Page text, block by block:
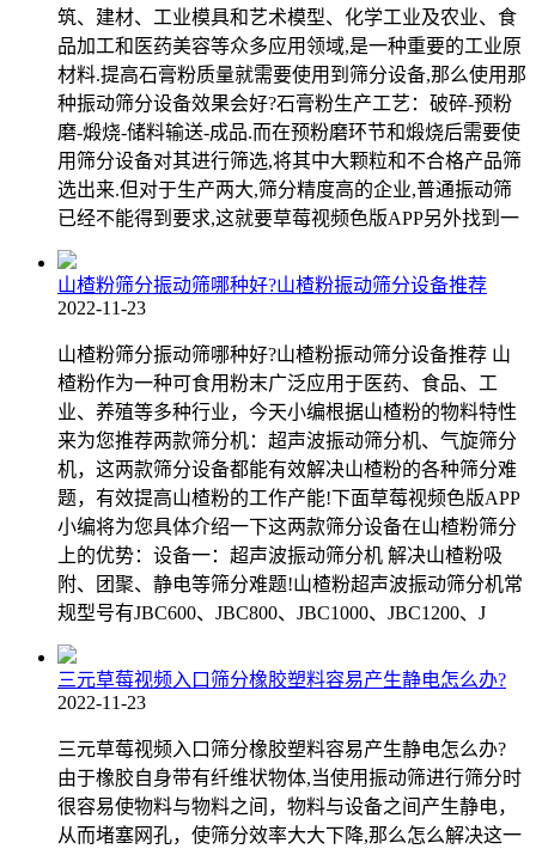
筑、建材、工业模具和艺术模型、化学工业及农业、食
品加工和医药美容等众多应用领域,是一种重要的工业原
材料.提高石膏粉质量就需要使用到筛分设备,那么使用那
种振动筛分设备效果会好?石膏粉生产工艺：破碎-预粉
磨-煅烧-储料输送-成品.而在预粉磨环节和煅烧后需要使
用筛分设备对其进行筛选,将其中大颗粒和不合格产品筛
选出来.但对于生产两大,筛分精度高的企业,普通振动筛
已经不能得到要求,这就要草莓视频色版APP另外找到一
山楂粉筛分振动筛哪种好?山楂粉振动筛分设备推荐
2022-11-23
山楂粉筛分振动筛哪种好?山楂粉振动筛分设备推荐 山
楂粉作为一种可食用粉末广泛应用于医药、食品、工
业、养殖等多种行业，今天小编根据山楂粉的物料特性
来为您推荐两款筛分机：超声波振动筛分机、气旋筛分
机，这两款筛分设备都能有效解决山楂粉的各种筛分难
题，有效提高山楂粉的工作产能!下面草莓视频色版APP
小编将为您具体介绍一下这两款筛分设备在山楂粉筛分
上的优势：设备一：超声波振动筛分机 解决山楂粉吸
附、团聚、静电等筛分难题!山楂粉超声波振动筛分机常
规型号有JBC600、JBC800、JBC1000、JBC1200、J
三元草莓视频入口筛分橡胶塑料容易产生静电怎么办?
2022-11-23
三元草莓视频入口筛分橡胶塑料容易产生静电怎么办?
由于橡胶自身带有纤维状物体,当使用振动筛进行筛分时
很容易使物料与物料之间，物料与设备之间产生静电，
从而堵塞网孔，使筛分效率大大下降,那么怎么解决这一